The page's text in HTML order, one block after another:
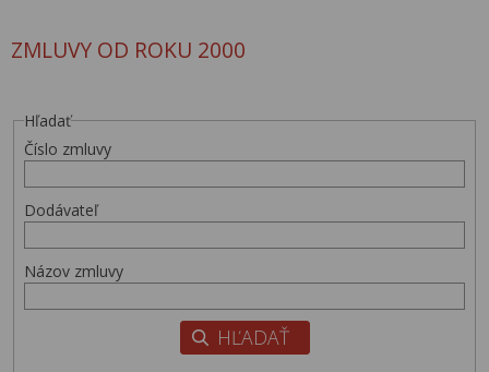
ZMLUVY OD ROKU 2000
Hľadať
Číslo zmluvy
Dodávateľ
Názov zmluvy